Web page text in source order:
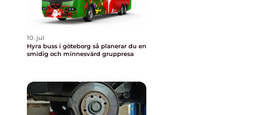
10. jul
Hyra buss i göteborg så planerar du en
smidig och minnesvärd gruppresa